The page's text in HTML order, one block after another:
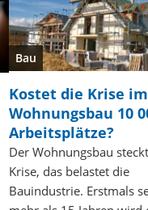
Bau
Kostet die Krise im
Wohnungsbau 10
Arbeitsplätze?
Der Wohnungsbau
Krise, das belastet die
Bauindustrie. Erstmals